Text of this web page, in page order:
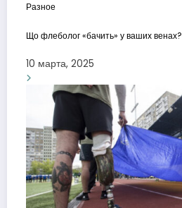
Разное
Що флеболог «бачить» у ваших венах?
10 марта, 2025